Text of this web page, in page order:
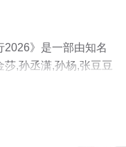
》是一部由知名
,孙丞潇,孙杨,张豆豆
手机免费观看高清
台了解。